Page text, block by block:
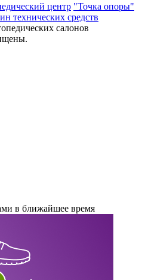
центр "Точка опоры"
технических средств
салонов
в ближайшее время